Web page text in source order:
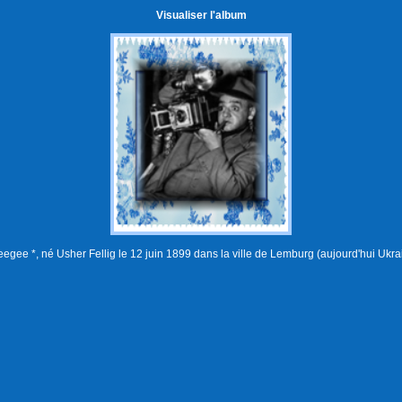
Visualiser l'album
*, né Usher Fellig le 12 juin 1899 dans la ville de Lemburg (aujourd'hui